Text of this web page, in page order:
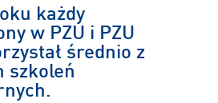
każdy
w PZU i PZU
średnio z
szkoleń